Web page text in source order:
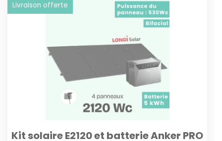
Kit solaire E2120 et batterie Anker PRO
Livraison offerte